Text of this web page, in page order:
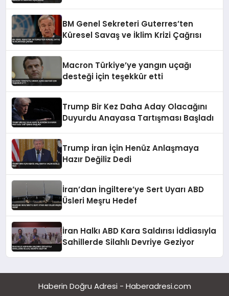
BM Genel Sekreteri Guterres’ten
Küresel Savaş ve İklim Krizi Çağrısı
Macron Türkiye’ye yangın uçağı
desteği için teşekkür etti
Trump Bir Kez Daha Aday Olacağını
Duyurdu Anayasa Tartışması Başladı
Trump İran İçin Henüz Anlaşmaya
Hazır Değiliz Dedi
İran’dan İngiltere’ye Sert Uyarı ABD
Üsleri Meşru Hedef
İran Halkı ABD Kara Saldırısı İddiasıyla
Sahillerde Silahlı Devriye Geziyor
Haberin Doğru Adresi - Haberadresi.com